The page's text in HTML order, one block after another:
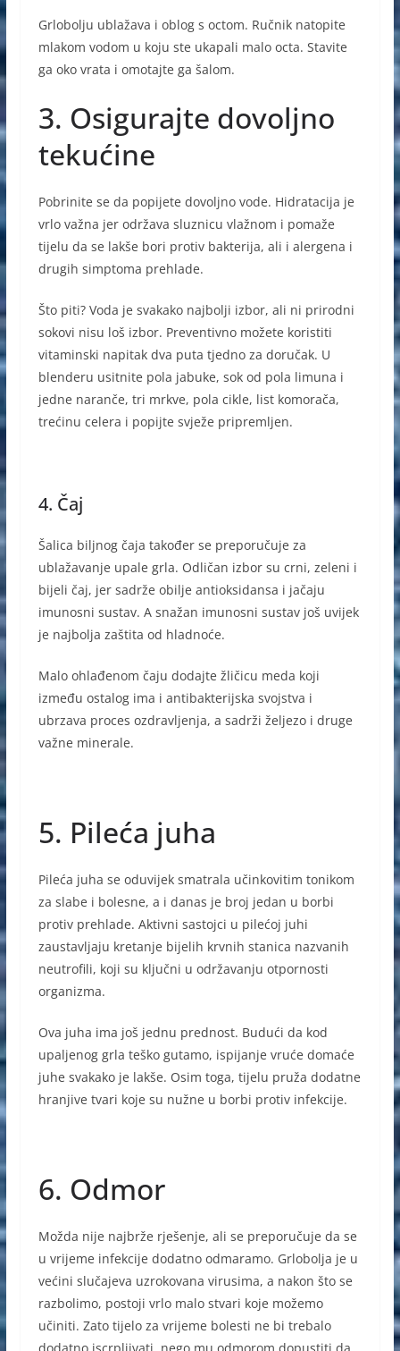
Grlobolju ublažava i oblog s octom. Ručnik natopite
mlakom vodom u koju ste ukapali malo octa. Stavite
ga oko vrata i omotajte ga šalom.
3. Osigurajte dovoljno
tekućine
Pobrinite se da popijete dovoljno vode. Hidratacija je
vrlo važna jer održava sluznicu vlažnom i pomaže
tijelu da se lakše bori protiv bakterija, ali i alergena i
drugih simptoma prehlade.
Što piti? Voda je svakako najbolji izbor, ali ni prirodni
sokovi nisu loš izbor. Preventivno možete koristiti
vitaminski napitak dva puta tjedno za doručak. U
blenderu usitnite pola jabuke, sok od pola limuna i
jedne naranče, tri mrkve, pola cikle, list komorača,
trećinu celera i popijte svježe pripremljen.
4. Čaj
Šalica biljnog čaja također se preporučuje za
ublažavanje upale grla. Odličan izbor su crni, zeleni i
bijeli čaj, jer sadrže obilje antioksidansa i jačaju
imunosni sustav. A snažan imunosni sustav još uvijek
je najbolja zaštita od hladnoće.
Malo ohlađenom čaju dodajte žličicu meda koji
između ostalog ima i antibakterijska svojstva i
ubrzava proces ozdravljenja, a sadrži željezo i druge
važne minerale.
5. Pileća juha
Pileća juha se oduvijek smatrala učinkovitim tonikom
za slabe i bolesne, a i danas je broj jedan u borbi
protiv prehlade. Aktivni sastojci u pilećoj juhi
zaustavljaju kretanje bijelih krvnih stanica nazvanih
neutrofili, koji su ključni u održavanju otpornosti
organizma.
Ova juha ima još jednu prednost. Budući da kod
upaljenog grla teško gutamo, ispijanje vruće domaće
juhe svakako je lakše. Osim toga, tijelu pruža dodatne
hranjive tvari koje su nužne u borbi protiv infekcije.
6. Odmor
Možda nije najbrže rješenje, ali se preporučuje da se
u vrijeme infekcije dodatno odmaramo. Grlobolja je u
većini slučajeva uzrokovana virusima, a nakon što se
razbolimo, postoji vrlo malo stvari koje možemo
učiniti. Zato tijelo za vrijeme bolesti ne bi trebalo
dodatno iscrpljivati, nego mu odmorom dopustiti da